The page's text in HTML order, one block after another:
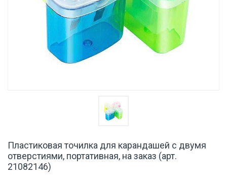
Пластиковая точилка для карандашей с двумя
отверстиями, портативная, на заказ (арт.
21082146)